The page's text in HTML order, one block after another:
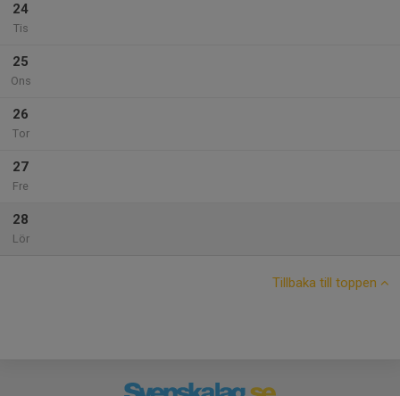
24
Tis
25
Ons
26
Tor
27
Fre
28
Lör
Tillbaka till toppen